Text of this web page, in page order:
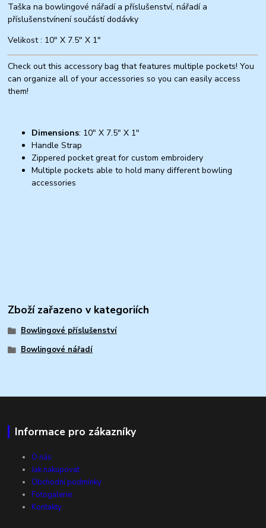
Taška na bowlingové nářadí a příslušenství,nářadí a
příslušenstvínení součástí dodávky
Velikost : 10" X 7.5" X 1"
Check out this accessory bag that features multiple pockets! You
can organize all of your accessories so you can easily access
them!
Dimensions: 10" X 7.5" X 1"
Handle Strap
Zippered pocket great for custom embroidery
Multiple pockets able to hold many different bowling
accessories
Zboží zařazeno v kategoriích
Bowlingové příslušenství
Bowlingové nářadí
Informace pro zákazníky
O nás
Jak nakupovat
Obchodní podmínky
Fotogalerie
Kontakty